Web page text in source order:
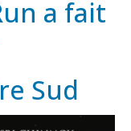
a fait
Sud